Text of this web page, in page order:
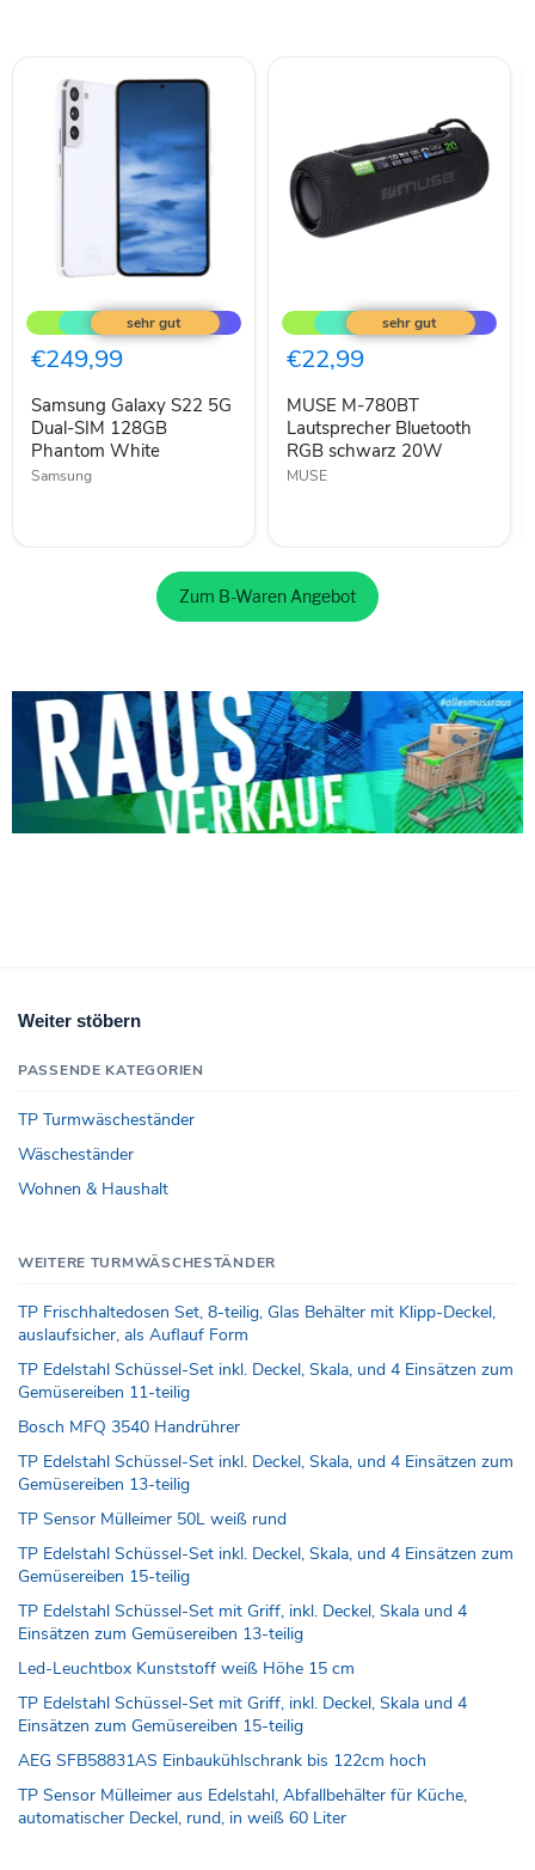
Galaxy
S22
5G
Dual-
128GB
Phantom
White
€249,99
Samsung Galaxy S22 5G
Dual-SIM 128GB
Phantom White
Samsung
M-
780BT
Lautsprecher
Bluetooth
schwarz
20W
€22,99
MUSE M-780BT
Lautsprecher Bluetooth
RGB schwarz 20W
MUSE
Zum B-Waren Angebot
Weiter stöbern
PASSENDE KATEGORIEN
TP Turmwäscheständer
Wäscheständer
Wohnen & Haushalt
WEITERE TURMWÄSCHESTÄNDER
TP Frischhaltedosen Set, 8-teilig, Glas Behälter mit Klipp-Deckel,
auslaufsicher, als Auflauf Form
TP Edelstahl Schüssel-Set inkl. Deckel, Skala, und 4 Einsätzen zum
Gemüsereiben 11-teilig
Bosch MFQ 3540 Handrührer
TP Edelstahl Schüssel-Set inkl. Deckel, Skala, und 4 Einsätzen zum
Gemüsereiben 13-teilig
TP Sensor Mülleimer 50L weiß rund
TP Edelstahl Schüssel-Set inkl. Deckel, Skala, und 4 Einsätzen zum
Gemüsereiben 15-teilig
TP Edelstahl Schüssel-Set mit Griff, inkl. Deckel, Skala und 4
Einsätzen zum Gemüsereiben 13-teilig
Led-Leuchtbox Kunststoff weiß Höhe 15 cm
TP Edelstahl Schüssel-Set mit Griff, inkl. Deckel, Skala und 4
Einsätzen zum Gemüsereiben 15-teilig
AEG SFB58831AS Einbaukühlschrank bis 122cm hoch
TP Sensor Mülleimer aus Edelstahl, Abfallbehälter für Küche,
automatischer Deckel, rund, in weiß 60 Liter